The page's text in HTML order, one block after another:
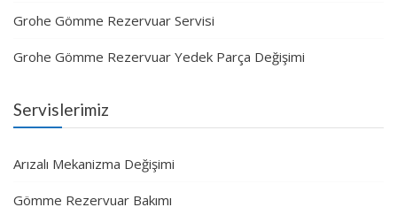
Grohe Gömme Rezervuar Servisi
Grohe Gömme Rezervuar Yedek Parça Değişimi
Servislerimiz
Arızalı Mekanizma Değişimi
Gömme Rezervuar Bakımı